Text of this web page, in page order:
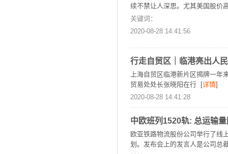
续不禁让人深思。尤其美国股价
关键词：
2020-08-28 14:41:56
行走自贸区｜临港亮出人
上海自贸区临港新片区揭牌一
贸易处处长张晓阳在行 [详情]
2020-08-28 14:41:28
中欧班列1520轨: 总运输
欧亚铁路物流股份公司举行了线
划。发布会上的发言人是公司总